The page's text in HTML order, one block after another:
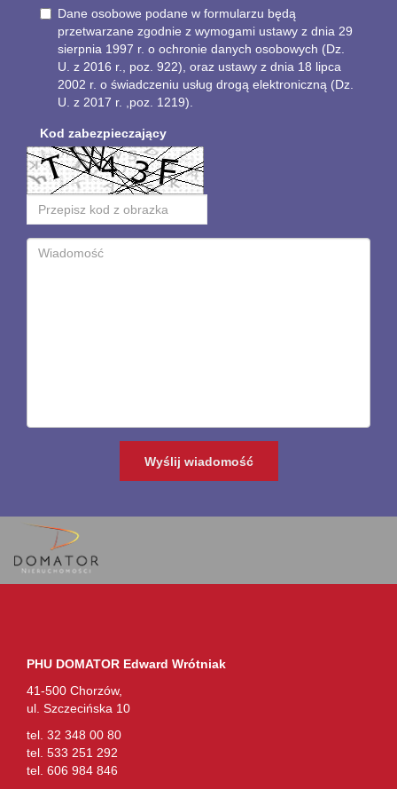
Dane osobowe podane w formularzu będą
przetwarzane zgodnie z wymogami ustawy z dnia 29
sierpnia 1997 r. o ochronie danych osobowych (Dz.
U. z 2016 r., poz. 922), oraz ustawy z dnia 18 lipca
2002 r. o świadczeniu usług drogą elektroniczną (Dz.
U. z 2017 r. ,poz. 1219).
Kod zabezpieczający
PHU DOMATOR Edward Wrótniak
41-500 Chorzów,
ul. Szczecińska 10
tel. 32 348 00 80
tel. 533 251 292
tel. 606 984 846